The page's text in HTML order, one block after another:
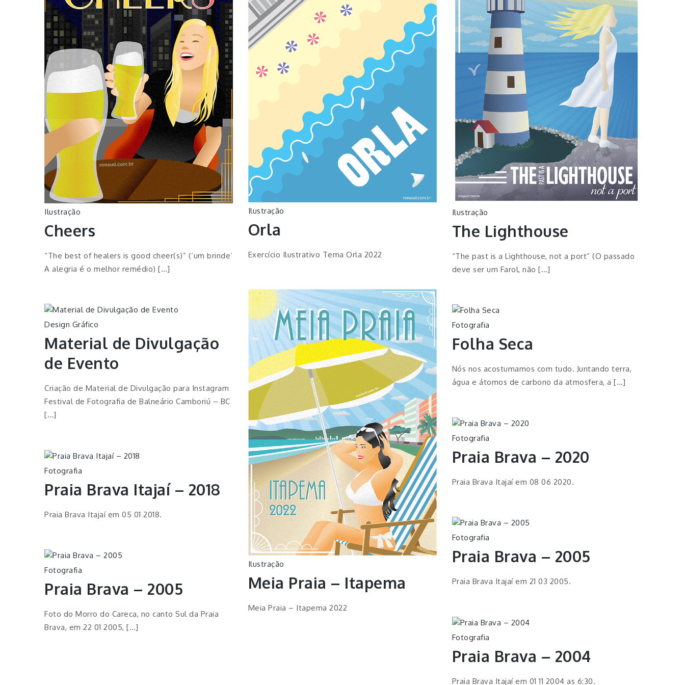
Ilustração
Cheers
“The best of healers is good cheer(s)” (‘um brinde’
A alegria é o melhor remédio) […]
Ilustração
Orla
Exercício Ilustrativo Tema Orla 2022
Ilustração
The Lighthouse
“The past is a Lighthouse, not a port” (O passado
deve ser um Farol, não […]
Ilustração
Meia Praia – Itapema
Meia Praia – Itapema 2022
Design Gráfico
Material de Divulgação
de Evento
Criação de Material de Divulgação para Instagram
Festival de Fotografia de Balneário Camboriú – BC
[…]
Fotografia
Folha Seca
Nós nos acostumamos com tudo. Juntando terra,
água e átomos de carbono da atmosfera, a […]
Fotografia
Praia Brava – 2020
Praia Brava Itajaí em 08 06 2020.
Fotografia
Praia Brava Itajaí – 2018
Praia Brava Itajaí em 05 01 2018.
Fotografia
Praia Brava – 2005
Praia Brava Itajaí em 21 03 2005.
Fotografia
Praia Brava – 2005
Foto do Morro do Careca, no canto Sul da Praia
Brava, em 22 01 2005, […]
Fotografia
Praia Brava – 2004
Praia Brava Itajaí em 01 11 2004 as 6:30.